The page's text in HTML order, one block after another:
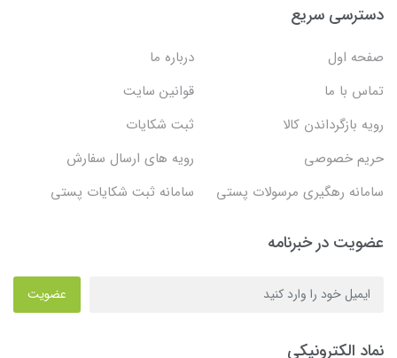
دسترسی سریع
صفحه اول
درباره ما
تماس با ما
قوانین سایت
رویه بازگرداندن کالا
ثبت شکایات
حریم خصوصی
رویه های ارسال سفارش
سامانه رهگیری مرسولات پستی
سامانه ثبت شکایات پستی
عضویت در خبرنامه
عضویت
نماد الکترونیکی